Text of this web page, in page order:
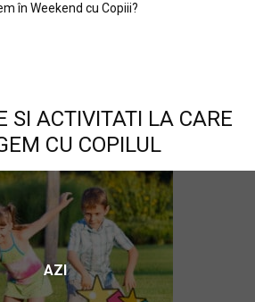
în Weekend cu Copiii?
SI ACTIVITATI LA CARE
CU COPILUL
AZI